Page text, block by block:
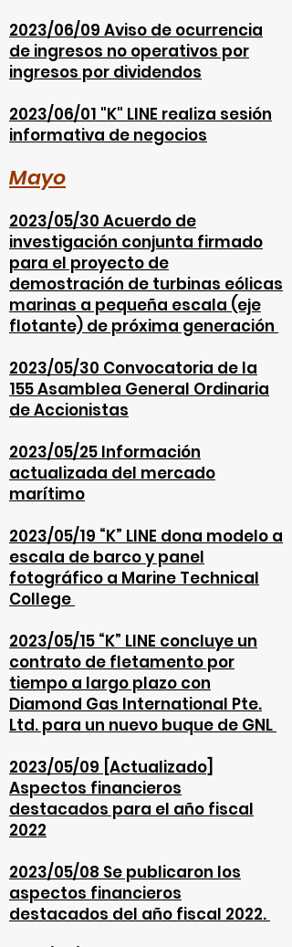
2023/06/09 Aviso de ocurrencia
de ingresos no operativos por
ingresos por dividendos
2023/06/01 "K" LINE realiza sesión
informativa de negocios
Mayo
2023/05/30 Acuerdo de
investigación conjunta firmado
para el proyecto de
demostración de turbinas eólicas
marinas a pequeña escala (eje
flotante) de próxima generación
2023/05/30 Convocatoria de la
155 Asamblea General Ordinaria
de Accionistas
2023/05/25 Información
actualizada del mercado
marítimo
2023/05/19 “K” LINE dona modelo a
escala de barco y panel
fotográfico a Marine Technical
College
2023/05/15 “K” LINE concluye un
contrato de fletamento por
tiempo a largo plazo con
Diamond Gas International Pte.
Ltd. para un nuevo buque de GNL
2023/05/09 [Actualizado]
Aspectos financieros
destacados para el año fiscal
2022
2023/05/08 Se publicaron los
aspectos financieros
destacados del año fiscal 2022.